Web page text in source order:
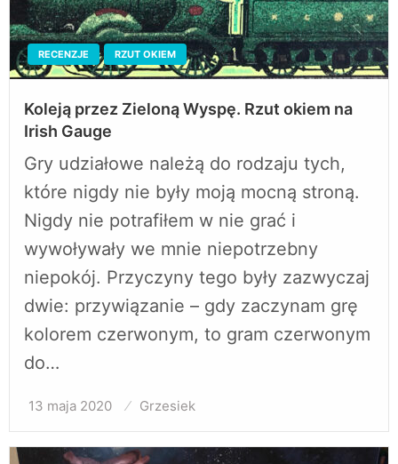
RECENZJE RZUT OKIEM
Koleją przez Zieloną Wyspę. Rzut okiem na
Irish Gauge
Gry udziałowe należą do rodzaju tych,
które nigdy nie były moją mocną stroną.
Nigdy nie potrafiłem w nie grać i
wywoływały we mnie niepotrzebny
niepokój. Przyczyny tego były zazwyczaj
dwie: przywiązanie – gdy zaczynam grę
kolorem czerwonym, to gram czerwonym
do…
Opublikowane
13 maja 2020 Grzesiek